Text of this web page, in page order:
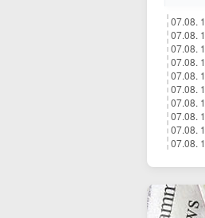
07.08.
07.08.
07.08.
07.08.
07.08.
07.08.
07.08.
07.08.
07.08.
07.08.